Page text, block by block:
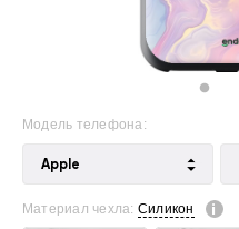
Модель телефона:
Apple
Материал чехла: Силикон